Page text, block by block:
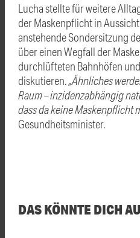
Lucha stellte für weitere
der Maskenpflicht in
anstehende Sondersitzung
über einen Wegfall der
durchlüfteten Bahnhöfen
diskutieren.„Ähnliches
Raum – inzidenzabhängig
dass da keineMaskenpflicht
Gesundheitsminister.
DAS KÖNNTE DICH